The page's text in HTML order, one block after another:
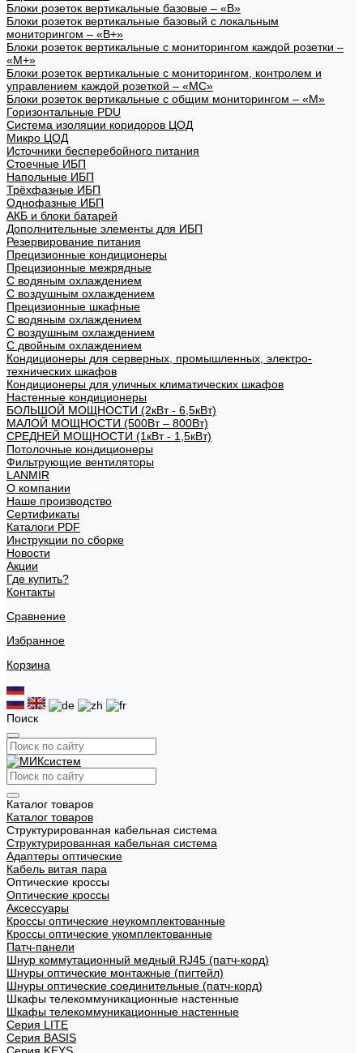
Блоки розеток вертикальные базовые – «В»
Блоки розеток вертикальные базовый с локальным
мониторингом – «В+»
Блоки розеток вертикальные с мониторингом каждой розетки –
«М+»
Блоки розеток вертикальные с мониторингом, контролем и
управлением каждой розеткой – «МС»
Блоки розеток вертикальные с общим мониторингом – «М»
Горизонтальные PDU
Система изоляции коридоров ЦОД
Микро ЦОД
Источники бесперебойного питания
Стоечные ИБП
Напольные ИБП
Трёхфазные ИБП
Однофазные ИБП
АКБ и блоки батарей
Дополнительные элементы для ИБП
Резервирование питания
Прецизионные кондиционеры
Прецизионные межрядные
С водяным охлаждением
С воздушным охлаждением
Прецизионные шкафные
С водяным охлаждением
С воздушным охлаждением
С двойным охлаждением
Кондиционеры для серверных, промышленных, электро-
технических шкафов
Кондиционеры для уличных климатических шкафов
Настенные кондиционеры
БОЛЬШОЙ МОЩНОСТИ (2кВт - 6,5кВт)
МАЛОЙ МОЩНОСТИ (500Вт – 800Вт)
СРЕДНЕЙ МОЩНОСТИ (1кВт - 1,5кВт)
Потолочные кондиционеры
Фильтрующие вентиляторы
LANMIR
О компании
Наше производство
Сертификаты
Каталоги PDF
Инструкции по сборке
Новости
Акции
Где купить?
Контакты
Сравнение
Избранное
Корзина
Поиск
Каталог товаров
Каталог товаров
Структурированная кабельная система
Структурированная кабельная система
Адаптеры оптические
Кабель витая пара
Оптические кроссы
Оптические кроссы
Аксессуары
Кроссы оптические неукомплектованные
Кроссы оптические укомплектованные
Патч-панели
Шнур коммутационный медный RJ45 (патч-корд)
Шнуры оптические монтажные (пигтейл)
Шнуры оптические соединительные (патч-корд)
Шкафы телекоммуникационные настенные
Шкафы телекоммуникационные настенные
Cерия LITE
Cерия BASIS